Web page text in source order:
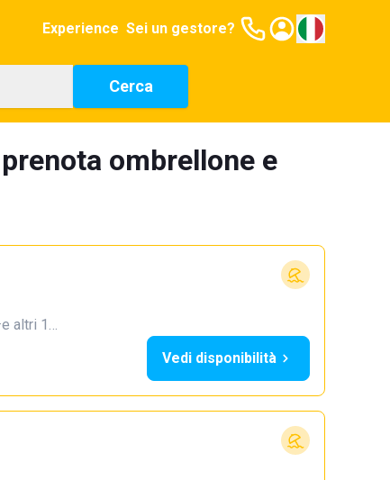
Experience Sei un gestore?
Cerca
ombrellone e
·e altri 1…
Vedi disponibilità